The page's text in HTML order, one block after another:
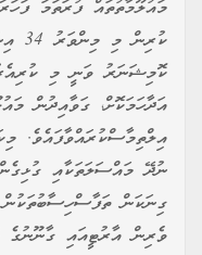
މައުލޫމާތުތައް ފުރަތަމަ
ކޮމިޝަނަރު ވަނީ މި
އަދާހަމަކޮށް، ގަވާއިދުން
އިލްތިމާސްކުރައްވާފައެވެ.
ނުދޭ މައްސަލަތަކާއި
ގިނަކަން
ވެރިން އާރުޓީއައި ގާނޫނުގެ